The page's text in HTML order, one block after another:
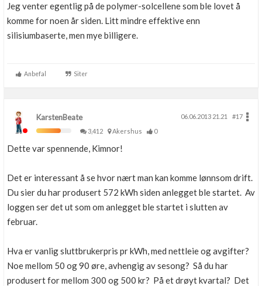
Jeg venter egentlig på de polymer-solcellene som ble lovet å
komme for noen år siden. Litt mindre effektive enn
silisiumbaserte, men mye billigere.
Anbefal Siter
KarstenBeate 06.06.2013 21.21
#17
3,412
Akershus 0
Dette var spennende, Kimnor!
Det er interessant å se hvor nært man kan komme lønnsom drift.
Du sier du har produsert 572 kWh siden anlegget ble startet. Av
loggen ser det ut som om anlegget ble startet i slutten av
februar.
Hva er vanlig sluttbrukerpris pr kWh, med nettleie og avgifter?
Noe mellom 50 og 90 øre, avhengig av sesong? Så du har
produsert for mellom 300 og 500 kr? På et drøyt kvartal? Det